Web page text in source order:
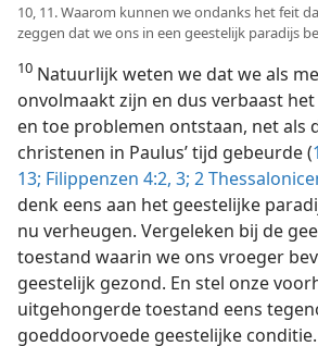
10, 11. Waarom kunnen we ondanks het feit
zeggen dat we ons in een geestelijk paradijs
10 Natuurlijk weten we dat we als
onvolmaakt zijn en dus verbaast
en toe problemen ontstaan, net als
christenen in Paulus’ tijd gebeurde (
13; Filippenzen 4:2, 3; 2
denk eens aan het geestelijke
nu verheugen. Vergeleken bij de
toestand waarin we ons vroeger
geestelijk gezond. En stel onze
uitgehongerde toestand eens
goeddoorvoede geestelijke